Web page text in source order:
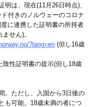
は、現在(11月26日時点)、
付きのノルウェーのコロナ
に連携した証明書の所持者
せん)。
?lang=en (但し16歳
性証明書の提示(但し18歳
。ただし、入国から3日後の
も可能。18歳未満の者につ